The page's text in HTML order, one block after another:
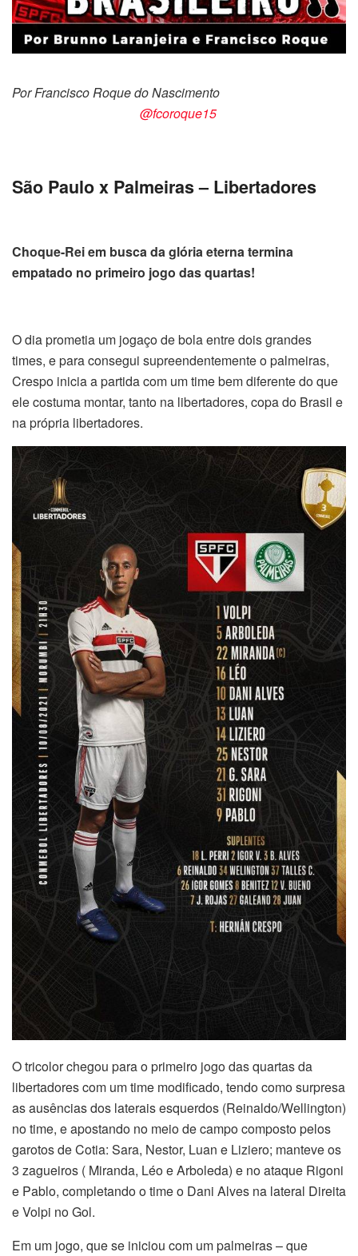
Por Francisco Roque do Nascimento
@fcoroque15
São Paulo x Palmeiras – Libertadores
Choque-Rei em busca da glória eterna termina
empatado no primeiro jogo das quartas!
O dia prometia um jogaço de bola entre dois grandes
times, e para consegui supreendentemente o palmeiras,
Crespo inicia a partida com um time bem diferente do que
ele costuma montar, tanto na libertadores, copa do Brasil e
na própria libertadores.
O tricolor chegou para o primeiro jogo das quartas da
libertadores com um time modificado, tendo como surpresa
as ausências dos laterais esquerdos (Reinaldo/Wellington)
no time, e apostando no meio de campo composto pelos
garotos de Cotia: Sara, Nestor, Luan e Liziero; manteve os
3 zagueiros ( Miranda, Léo e Arboleda) e no ataque Rigoni
e Pablo, completando o time o Dani Alves na lateral Direita
e Volpi no Gol.
Em um jogo, que se iniciou com um palmeiras – que